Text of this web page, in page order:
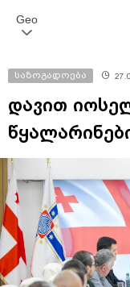
Geo
საზოგადოება
დავით